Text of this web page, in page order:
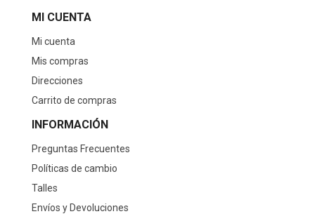
MI CUENTA
Mi cuenta
Mis compras
Direcciones
Carrito de compras
INFORMACIÓN
Preguntas Frecuentes
Políticas de cambio
Talles
Envíos y Devoluciones